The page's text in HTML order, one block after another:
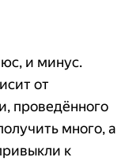
и минус.
от
проведённого
много, а
к